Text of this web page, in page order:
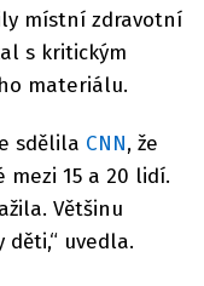
místní zdravotní
s kritickým
materiálu.
sdělila CNN, že
15 a 20 lidí.
Většinu
uvedla.